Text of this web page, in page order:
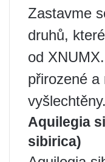
Zastavme
druhů,
od
přirozené a
vyšlechtěny.
Aquilegia
sibirica)